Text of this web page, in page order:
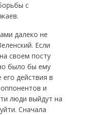
с
далеко не
Если
своем посту
было бы ему
действия в
и
люди выйдут на
Сначала